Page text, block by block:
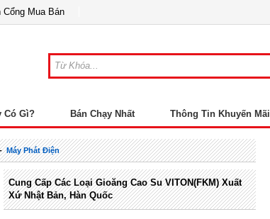
Cổng Mua Bán
Có Gì? Bán Chạy Nhất Thông Tin Khuyến Mãi
Máy Phát Điện
Cung Cấp Các Loại Gioăng Cao Su VITON(FKM) Xuất
Xứ Nhật Bản, Hàn Quốc